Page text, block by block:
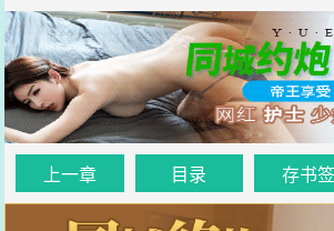
上一章 目录 存书签